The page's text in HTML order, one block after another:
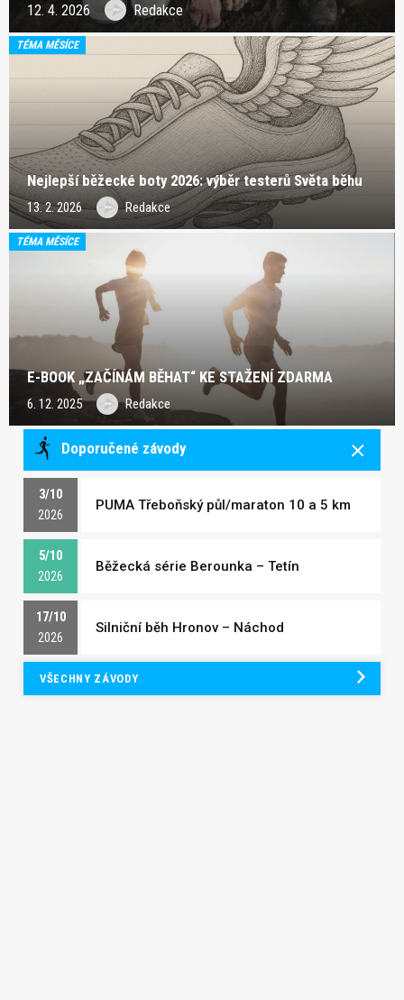
12. 4. 2026 Redakce
TÉMA MĚSÍCE
Nejlepší běžecké boty 2026: výběr testerů Světa běhu
13. 2. 2026 Redakce
TÉMA MĚSÍCE
E-BOOK „ZAČÍNÁM BĚHAT“ KE STAŽENÍ ZDARMA
6. 12. 2025 Redakce
Doporučené závody
3/10
2026
PUMA Třeboňský půl/maraton 10 a 5 km
5/10
2026
Běžecká série Berounka – Tetín
17/10
2026
Silniční běh Hronov – Náchod
VŠECHNY ZÁVODY